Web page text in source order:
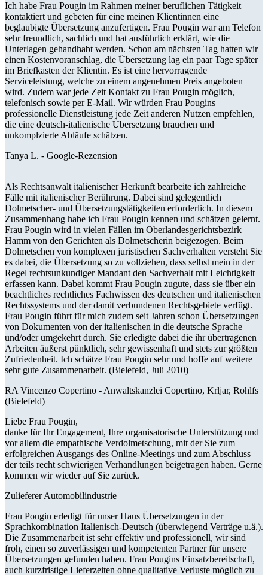
Ich habe Frau Pougin im Rahmen meiner beruflichen Tätigkeit
kontaktiert und gebeten für eine meinen Klientinnen eine
beglaubigte Übersetzung anzufertigen. Frau Pougin war am Telefon
sehr freundlich, sachlich und hat ausführlich erklärt, wie die
Unterlagen gehandhabt werden. Schon am nächsten Tag hatten wir
einen Kostenvoranschlag, die Übersetzung lag ein paar Tage später
im Briefkasten der Klientin. Es ist eine hervorragende
Serviceleistung, welche zu einem angenehmen Preis angeboten
wird. Zudem war jede Zeit Kontakt zu Frau Pougin möglich,
telefonisch sowie per E-Mail. Wir würden Frau Pougins
professionelle Dienstleistung jede Zeit anderen Nutzen empfehlen,
die eine deutsch-italienische Übersetzung brauchen und
unkomplzierte Abläufe schätzen.
Tanya L. - Google-Rezension
Als Rechtsanwalt italienischer Herkunft bearbeite ich zahlreiche
Fälle mit italienischer Berührung. Dabei sind gelegentlich
Dolmetscher- und Übersetzungstätigkeiten erforderlich. In diesem
Zusammenhang habe ich Frau Pougin kennen und schätzen gelernt.
Frau Pougin wird in vielen Fällen im Oberlandesgerichtsbezirk
Hamm von den Gerichten als Dolmetscherin beigezogen. Beim
Dolmetschen von komplexen juristischen Sachverhalten versteht Sie
es dabei, die Übersetzung so zu vollziehen, dass selbst mein in der
Regel rechtsunkundiger Mandant den Sachverhalt mit Leichtigkeit
erfassen kann. Dabei kommt Frau Pougin zugute, dass sie über ein
beachtliches rechtliches Fachwissen des deutschen und italienischen
Rechtssystems und der damit verbundenen Rechtsgebiete verfügt.
Frau Pougin führt für mich zudem seit Jahren schon Übersetzungen
von Dokumenten von der italienischen in die deutsche Sprache
und/oder umgekehrt durch. Sie erledigte dabei die ihr übertragenen
Arbeiten äußerst pünktlich, sehr gewissenhaft und stets zur größten
Zufriedenheit. Ich schätze Frau Pougin sehr und hoffe auf weitere
sehr gute Zusammenarbeit. (Bielefeld, Juli 2010)
RA Vincenzo Copertino - Anwaltskanzlei Copertino, Krljar, Rohlfs
(Bielefeld)
Liebe Frau Pougin,
danke für Ihr Engagement, Ihre organisatorische Unterstützung und
vor allem die empathische Verdolmetschung, mit der Sie zum
erfolgreichen Ausgangs des Online-Meetings und zum Abschluss
der teils recht schwierigen Verhandlungen beigetragen haben. Gerne
kommen wir wieder auf Sie zurück.
Zulieferer Automobilindustrie
Frau Pougin erledigt für unser Haus Übersetzungen in der
Sprachkombination Italienisch-Deutsch (überwiegend Verträge u.ä.).
Die Zusammenarbeit ist sehr effektiv und professionell, wir sind
froh, einen so zuverlässigen und kompetenten Partner für unsere
Übersetzungen gefunden haben. Frau Pougins Einsatzbereitschaft,
auch kurzfristige Lieferzeiten ohne qualitative Verluste möglich zu